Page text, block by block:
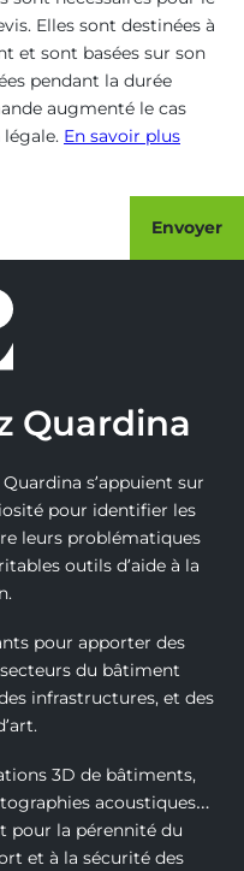
Elles sont destinées à
et sont basées sur son
pendant la durée
augmenté le cas
En savoir plus
Envoyer
Quardina
s’appuient sur
pour identifier les
leurs problématiques
outils d’aide à la
pour apporter des
du bâtiment
infrastructures, et des
3D de bâtiments,
acoustiques…
pour la pérennité du
et à la sécurité des